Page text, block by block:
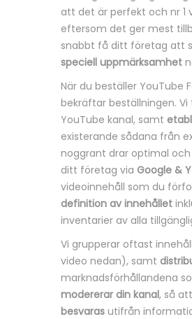
r
i
v
n
i
n
g
att det är perfekt och nr 1
eftersom det ger mest
snabbt få ditt företag att
speciell uppmärksamhet
När du beställer YouTube
bekräftar beställningen.
YouTube kanal, samt
existerande sådana från
noggrant drar optimal
ditt företag via Google &
videoinnehåll som du
definition av innehållet
inventarier av alla
Vi grupperar oftast
video nedan), samt
marknadsförhållandena
modererar din kanal, så
besvaras utifrån